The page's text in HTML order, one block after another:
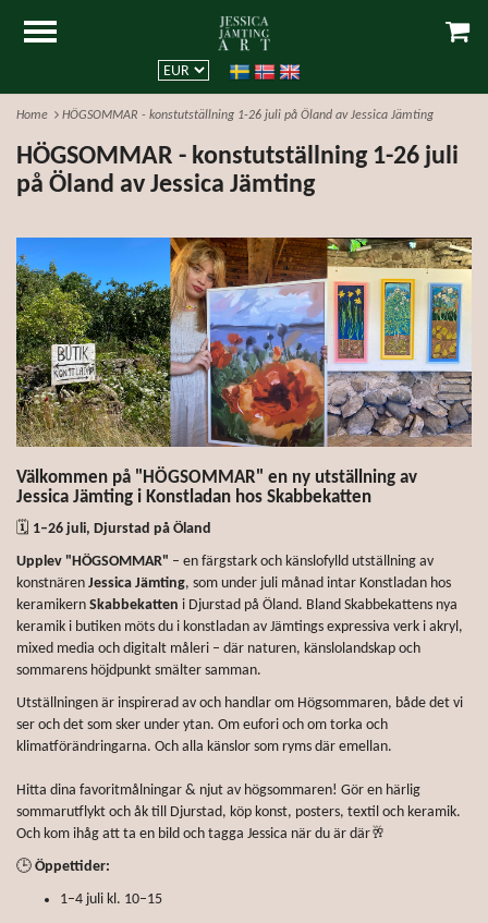
Home HÖGSOMMAR - konstutställning 1-26 juli på Öland av Jessica Jämting
HÖGSOMMAR - konstutställning 1-26 juli
på Öland av Jessica Jämting
Välkommen på "HÖGSOMMAR" en ny utställning av
Jessica Jämting i Konstladan hos Skabbekatten
🗓 1–26 juli, Djurstad på Öland
Upplev "HÖGSOMMAR" – en färgstark och känslofylld utställning av
konstnären Jessica Jämting, som under juli månad intar Konstladan hos
keramikern Skabbekatten i Djurstad på Öland. Bland Skabbekattens nya
keramik i butiken möts du i konstladan av Jämtings expressiva verk i akryl,
mixed media och digitalt måleri – där naturen, känslolandskap och
sommarens höjdpunkt smälter samman.
Utställningen är inspirerad av och handlar om Högsommaren, både det vi
ser och det som sker under ytan. Om eufori och om torka och
klimatförändringarna. Och alla känslor som ryms där emellan.
Hitta dina favoritmålningar & njut av högsommaren! Gör en härlig
sommarutflykt och åk till Djurstad, köp konst, posters, textil och keramik.
Och kom ihåg att ta en bild och tagga Jessica när du är där🥂
🕒 Öppettider:
1–4 juli kl. 10–15